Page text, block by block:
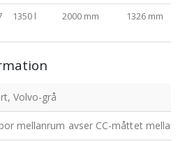
1350 l 2000 mm 1326 mm
Volvo-grå
mellanrum avser CC-måttet mellan